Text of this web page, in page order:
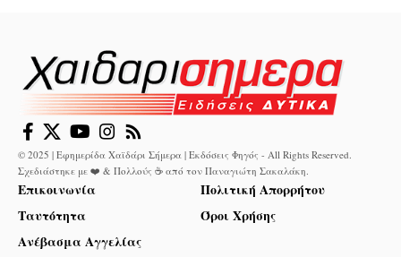
© 2025 | Εφημερίδα Χαϊδάρι Σήμερα | Εκδόσεις Φηγός - All Rights Reserved.
Σχεδιάστηκε με ❤️ & Πολλούς ☕ από τον Παναγιώτη Σακαλάκη.
Επικοινωνία
Ταυτότητα
Ανέβασμα Αγγελίας
Πολιτική Απορρήτου
Όροι Χρήσης